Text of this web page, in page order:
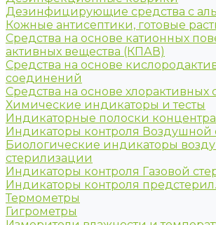
Дезинфицирующие средства с
Кожные антисептики, готовые
Средства на основе катионных
активных вещества (КПАВ)
Средства на основе
соединений
Средства на основе
Химические индикаторы и тесты
Индикаторные полоски
Индикаторы контроля Воздушной
Биологические индикаторы
стерилизации
Индикаторы контроля Газовой
Индикаторы контроля
Термометры
Гигрометры